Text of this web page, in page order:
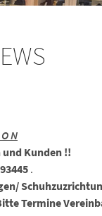
N
und Kunden !!
.
Termine